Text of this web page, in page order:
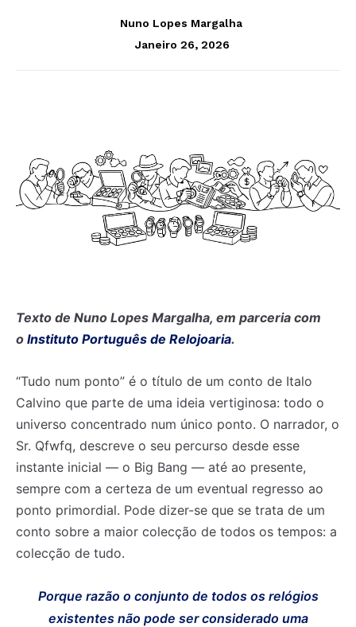
Nuno Lopes Margalha
Janeiro 26, 2026
Texto de Nuno Lopes Margalha, em parceria com
o Instituto Português de Relojoaria.
“Tudo num ponto” é o título de um conto de Italo
Calvino que parte de uma ideia vertiginosa: todo o
universo concentrado num único ponto. O narrador, o
Sr. Qfwfq, descreve o seu percurso desde esse
instante inicial — o Big Bang — até ao presente,
sempre com a certeza de um eventual regresso ao
ponto primordial. Pode dizer-se que se trata de um
conto sobre a maior colecção de todos os tempos: a
colecção de tudo.
Porque razão o conjunto de todos os relógios
existentes não pode ser considerado uma